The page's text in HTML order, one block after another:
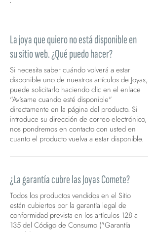
La joya que quiero no está disponible en
su sitio web. ¿Qué puedo hacer?
Si necesita saber cuándo volverá a estar
disponible uno de nuestros artículos de Joyas,
puede solicitarlo haciendo clic en el enlace
"Avísame cuando esté disponible"
directamente en la página del producto. Si
introduce su dirección de correo electrónico,
nos pondremos en contacto con usted en
cuanto el producto vuelva a estar disponible.
¿La garantía cubre las Joyas Comete?
Todos los productos vendidos en el Sitio
están cubiertos por la garantía legal de
conformidad prevista en los artículos 128 a
135 del Código de Consumo ("Garantía